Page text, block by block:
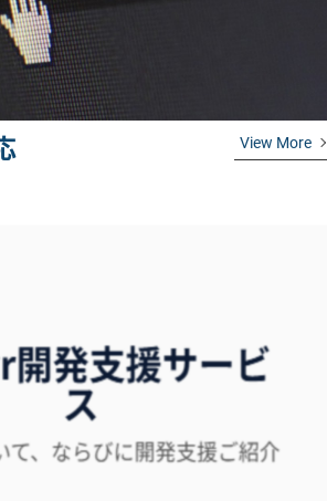
View More